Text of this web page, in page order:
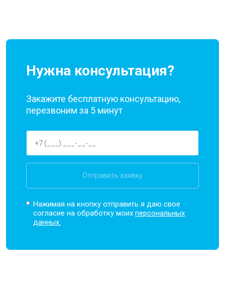
Нужна консультация?
Закажите бесплатную консультацию,
перезвоним за 5 минут
Отправить заявку
Нажимая на кнопку отправить я даю свое
согласие на обработку моихперсональных
данных.